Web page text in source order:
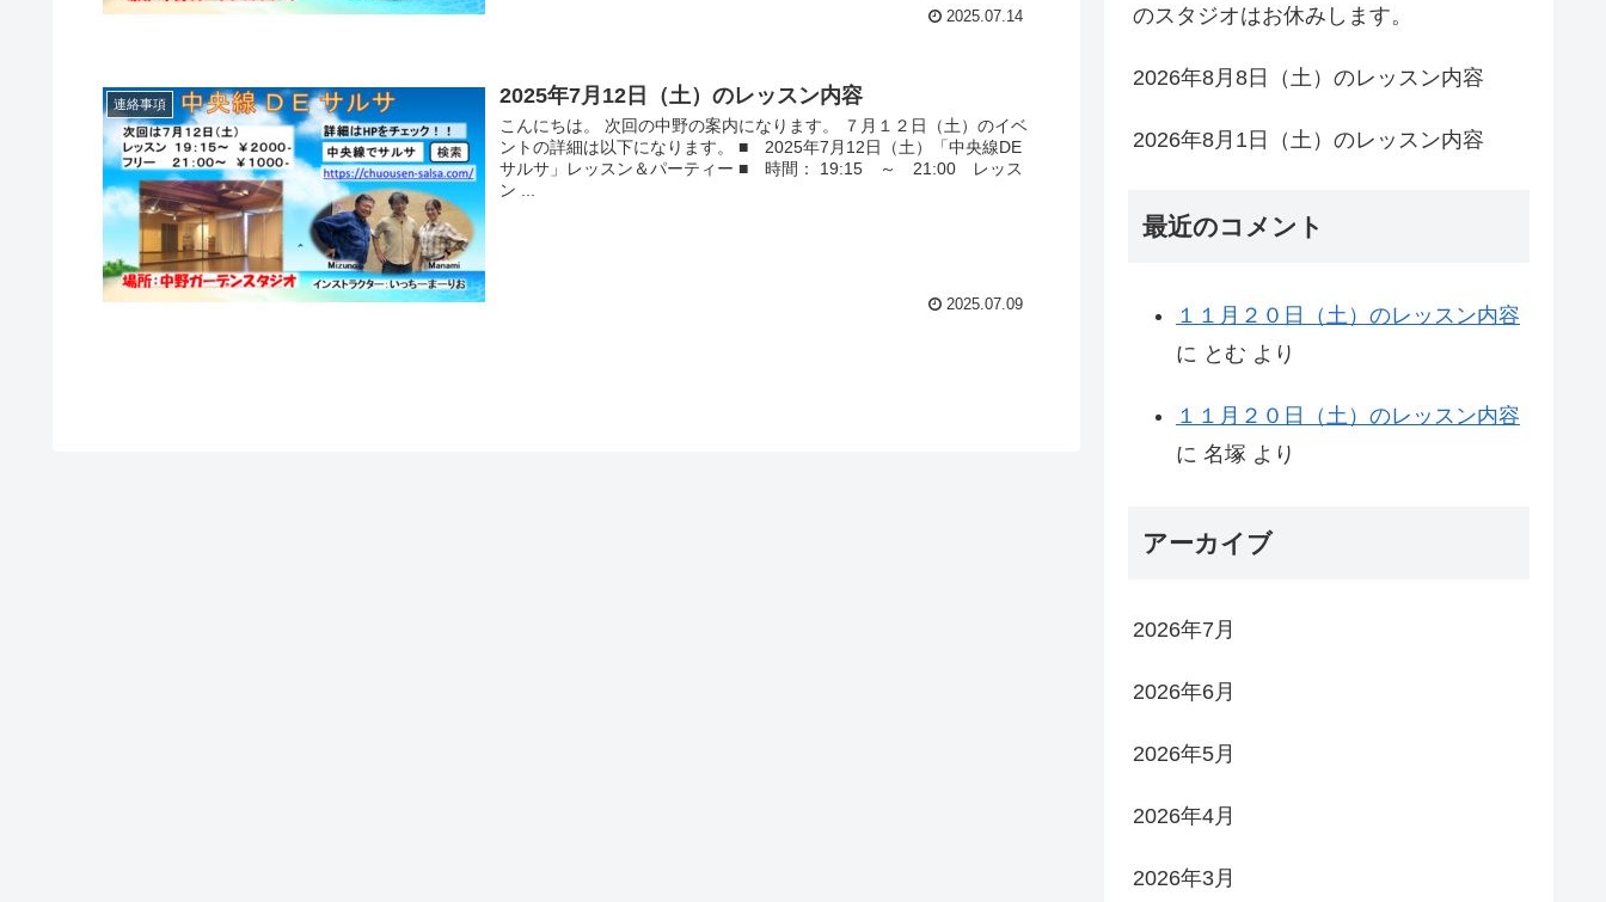
2025.07.14
連絡事項 2025年7月12日（土）のレッスン内容
こんにちは。 次回の中野の案内になります。 ７月１２日（土）のイベ
ントの詳細は以下になります。 ■ 2025年7月12日（土）「中央線DE
サルサ」レッスン＆パーティー ■ 時間： 19:15 ～ 21:00 レッス
ン ...
2025.07.09
のスタジオはお休みします。
2026年8月8日（土）のレッスン内容
2026年8月1日（土）のレッスン内容
最近のコメント
１１月２０日（土）のレッスン内容
に とむ より
１１月２０日（土）のレッスン内容
に 名塚 より
アーカイブ
2026年7月
2026年6月
2026年5月
2026年4月
2026年3月